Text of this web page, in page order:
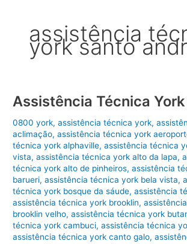
assistência
york santo
Assistência Técnica York
0800 york,assistência técnica york,
aclimação,assistência técnica york
técnica york alphaville,assistência técnica
vista,assistência técnica york alto da lapa,
técnica york alto de pinheiros,assistência
barueri,assistência técnica york bela vista,
técnica york bosque da sáude,assistência
assistência técnica york brooklin,
brooklin velho,assistência técnica york
técnica york cambuci,assistência técnica
assistência técnica york canto galo,